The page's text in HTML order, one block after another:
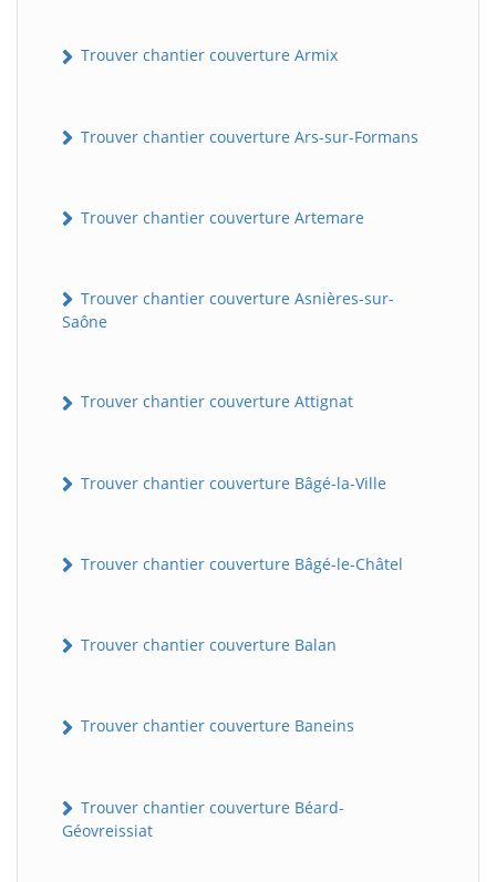
Trouver chantier couverture Armix
Trouver chantier couverture Ars-sur-Formans
Trouver chantier couverture Artemare
Trouver chantier couverture Asnières-sur-
Saône
Trouver chantier couverture Attignat
Trouver chantier couverture Bâgé-la-Ville
Trouver chantier couverture Bâgé-le-Châtel
Trouver chantier couverture Balan
Trouver chantier couverture Baneins
Trouver chantier couverture Béard-
Géovreissiat